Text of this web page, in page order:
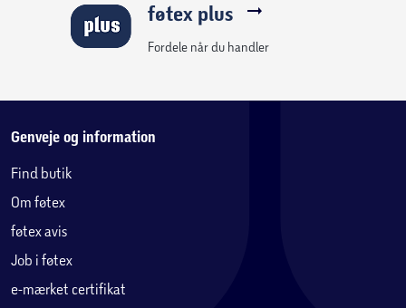
føtex plus
Fordele når du handler
Genveje og information
Find butik
Om føtex
føtex avis
Job i føtex
e-mærket certifikat